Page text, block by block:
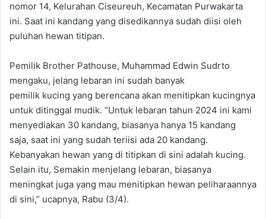
nomor 14, Kelurahan Ciseureuh, Kecamatan Purwakarta
ini. Saat ini kandang yang disedikannya sudah diisi oleh
puluhan hewan titipan.
Pemilik Brother Pathouse, Muhammad Edwin Sudrto
mengaku, jelang lebaran ini sudah banyak
pemilik kucing yang berencana akan menitipkan kucingnya
untuk ditinggal mudik. “Untuk lebaran tahun 2024 ini kami
menyediakan 30 kandang, biasanya hanya 15 kandang
saja, saat ini yang sudah teriisi ada 20 kandang.
Kebanyakan hewan yang di titipkan di sini adalah kucing.
Selain itu, Semakin menjelang lebaran, biasanya
meningkat juga yang mau menitipkan hewan peliharaannya
di sini,” ucapnya, Rabu (3/4).